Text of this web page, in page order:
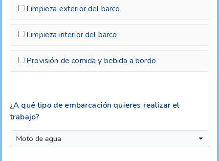
Limpieza exterior del barco
Limpieza interior del barco
Provisión de comida y bebida a bordo
¿A qué tipo de embarcación quieres realizar el
trabajo?
Moto de agua